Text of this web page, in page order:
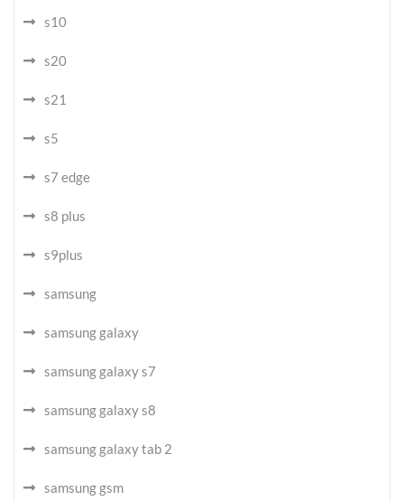
s10
s20
s21
s5
s7 edge
s8 plus
s9plus
samsung
samsung galaxy
samsung galaxy s7
samsung galaxy s8
samsung galaxy tab 2
samsung gsm